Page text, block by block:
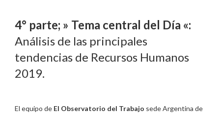
4° parte; » Tema central del Día «:
Análisis de las principales
tendencias de Recursos Humanos
2019.
El equipo de El Observatorio del Trabajo sede Argentina de